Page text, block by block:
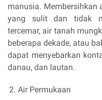
manusia. Membersihkan
yang sulit dan tidak
tercemar, air tanah
beberapa dekade, atau
dapat menyebarkan
danau, dan lautan.
Air Permukaan